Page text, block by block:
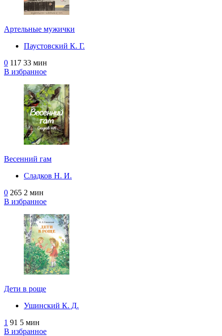
Артельные мужички
Паустовский К. Г.
0 117 33 мин
В избранное
Весенний гам
Сладков Н. И.
0 265 2 мин
В избранное
Дети в роще
Ушинский К. Д.
1 91 5 мин
В избранное